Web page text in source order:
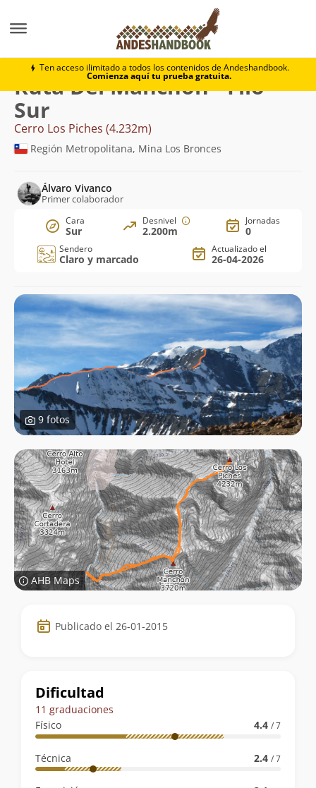
Ten acceso ilimitado a todos los contenidos de Andeshandbook.
Comienza aquí tu prueba gratuita.
Cerro Los Piches Del Manchón - Filo Sur
Ruta Del Manchón - Filo
Sur
Cerro Los Piches (4.232m)
Región Metropolitana, Mina Los Bronces
Álvaro Vivanco
Primer colaborador
Cara
Sur
Desnivel
2.200m
Jornadas
0
Sendero
Claro y marcado
Actualizado el
26-04-2026
9 fotos
AHB Maps
Datos
de
ruta
Publicado el 26-01-2015
Dificultad
11 graduaciones
Físico
4.4 / 7
Técnica 2.4 / 7